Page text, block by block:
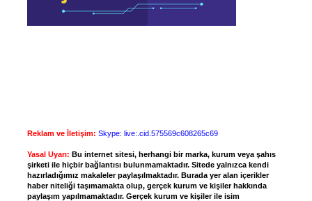
Reklam ve İletişim: Skype: live:.cid.575569c608265c69
Yasal Uyarı: Bu internet sitesi, herhangi bir marka, kurum veya şahıs
şirketi ile hiçbir bağlantısı bulunmamaktadır. Sitede yalnızca kendi
hazırladığımız makaleler paylaşılmaktadır. Burada yer alan içerikler
haber niteliği taşımamakta olup, gerçek kurum ve kişiler hakkında
paylaşım yapılmamaktadır. Gerçek kurum ve kişiler ile isim